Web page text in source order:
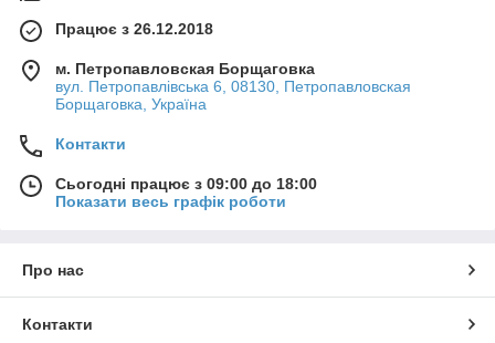
Працює з 26.12.2018
м. Петропавловская Борщаговка
вул. Петропавлівська 6, 08130, Петропавловская
Борщаговка, Україна
Контакти
Сьогодні працює з 09:00 до 18:00
Показати весь графік роботи
Про нас
Контакти